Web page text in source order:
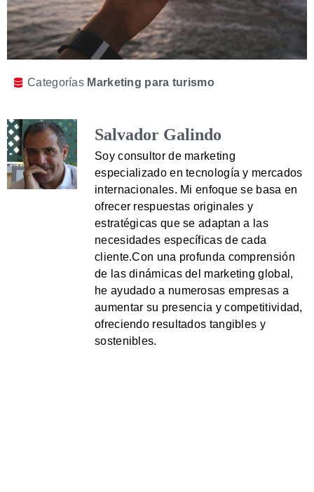
Categorías Marketing para turismo
Salvador Galindo
Soy consultor de marketing
especializado en tecnología y mercados
internacionales. Mi enfoque se basa en
ofrecer respuestas originales y
estratégicas que se adaptan a las
necesidades específicas de cada
cliente.Con una profunda comprensión
de las dinámicas del marketing global,
he ayudado a numerosas empresas a
aumentar su presencia y competitividad,
ofreciendo resultados tangibles y
sostenibles.